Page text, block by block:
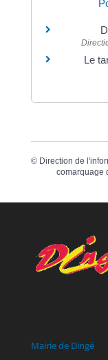
Le
© Direction de
comarquage
Mairie de Dingé